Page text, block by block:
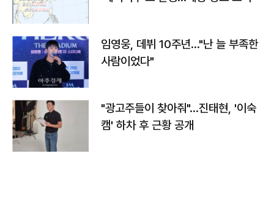
임영웅, 데뷔 10주년…"난 늘 부족한
사람이었다"
"광고주들이 찾아줘"…진태현, '이숙
캠' 하차 후 근황 공개